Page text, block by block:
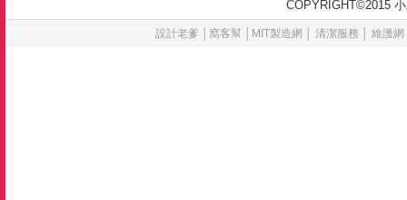
設計老爹 窩客幫│ MIT製造網 清潔服務 維護網